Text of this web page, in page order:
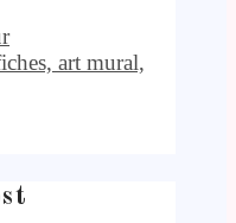
art mural,